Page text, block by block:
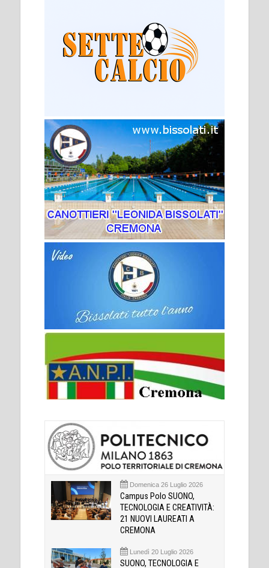
Domenica 26 Luglio 2026
Campus Polo SUONO,
TECNOLOGIA E CREATIVITÀ:
21 NUOVI LAUREATI A
CREMONA
Lunedì 20 Luglio 2026
SUONO, TECNOLOGIA E